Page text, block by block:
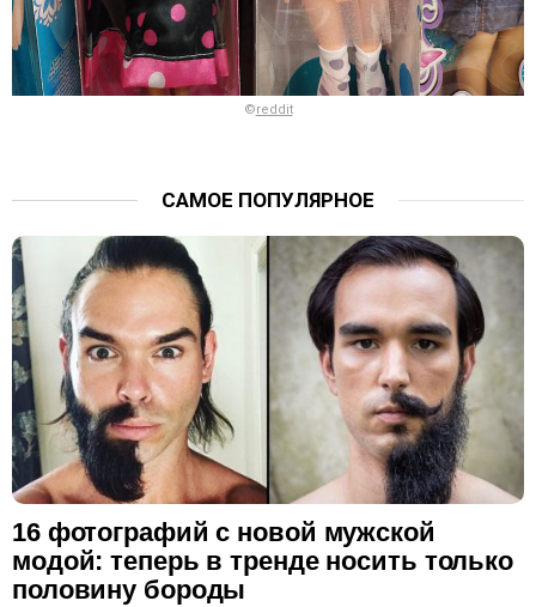
©reddit
САМОЕ ПОПУЛЯРНОЕ
16 фотографий с новой мужской
модой: теперь в тренде носить только
половину бороды